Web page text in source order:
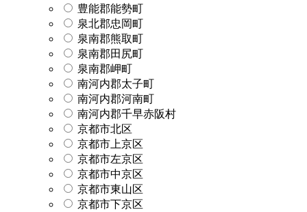
豊能郡能勢町
泉北郡忠岡町
泉南郡熊取町
泉南郡田尻町
泉南郡岬町
南河内郡太子町
南河内郡河南町
南河内郡千早赤阪村
京都市北区
京都市上京区
京都市左京区
京都市中京区
京都市東山区
京都市下京区